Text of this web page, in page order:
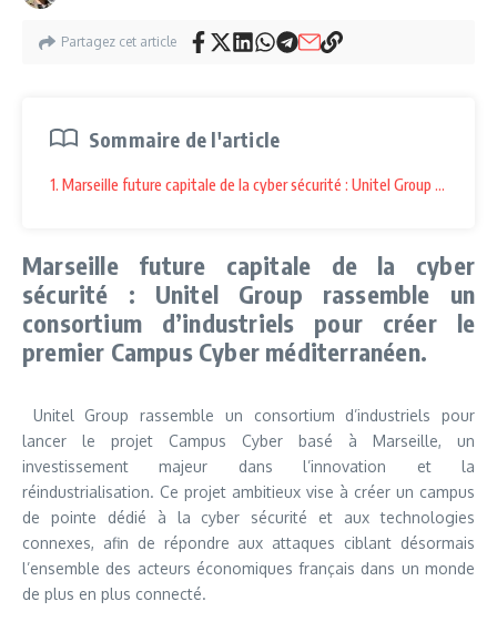
Partagez cet article
Sommaire de l'article
1. Marseille future capitale de la cyber sécurité : Unitel Group
Marseille future capitale de la cyber
sécurité : Unitel Group rassemble un
consortium d’industriels pour créer le
premier Campus Cyber méditerranéen.
Unitel Group rassemble un consortium d’industriels pour
lancer le projet Campus Cyber basé à Marseille, un
investissement majeur dans l’innovation et la
réindustrialisation. Ce projet ambitieux vise à créer un campus
de pointe dédié à la cyber sécurité et aux technologies
connexes, afin de répondre aux attaques ciblant désormais
l’ensemble des acteurs économiques français dans un monde
de plus en plus connecté.